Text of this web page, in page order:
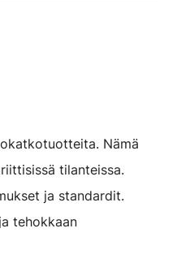
Nämä
tilanteissa.
ja standardit.
tehokkaan